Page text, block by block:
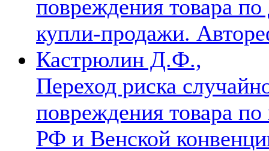
повреждения товара
купли-продажи.
Кастрюлин Д.Ф.,
Переход риска
повреждения товара
РФ и Венской